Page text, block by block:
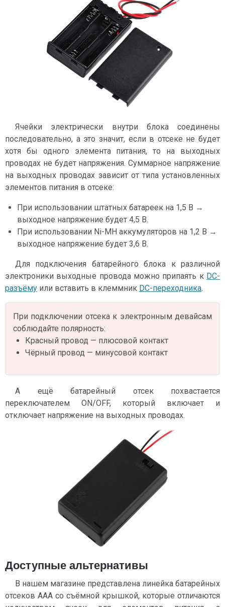
Ячейки электрически внутри блока соединены
последовательно, а это значит, если в отсеке не будет
хотя бы одного элемента питания, то на выходных
проводах не будет напряжения. Суммарное напряжение
на выходных проводах зависит от типа установленных
элементов питания в отсеке:
При использовании штатных батареек на 1,5 В →
выходное напряжение будет 4,5 В.
При использовании Ni-MH аккумуляторов на 1,2 В →
выходное напряжение будет 3,6 В.
Для подключения батарейного блока к различной
электроники выходные провода можно припаять к DC-
разъёму или вставить в клеммник DC-переходника.
При подключении отсека к электронным девайсам
соблюдайте полярность:
Красный провод — плюсовой контакт
Чёрный провод — минусовой контакт
А ещё батарейный отсек похвастается
переключателем ON/OFF, который включает и
отключает напряжение на выходных проводах.
Доступные альтернативы
В нашем магазине представлена линейка батарейных
отсеков AAA cо съёмной крышкой, которые отличаются